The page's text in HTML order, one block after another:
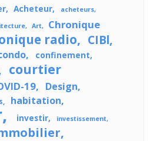
Acheteur acheteurs
Art
Chronique
radio CIBl
confinement
courtier
19 Design
habitation
investir investissement